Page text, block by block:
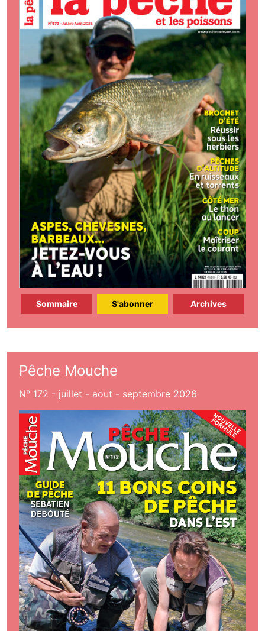
Sommaire S'abonner Archives
Pêche Mouche
N° 172 - juillet - aout - septembre 2026